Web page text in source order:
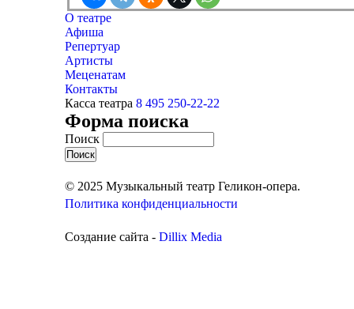
О театре
Афиша
Репертуар
Артисты
Меценатам
Контакты
Касса театра 8 495 250-22-22
Форма поиска
Поиск
© 2025 Музыкальный театр Геликон-опера.
Политика конфиденциальности
Создание сайта - Dillix Media